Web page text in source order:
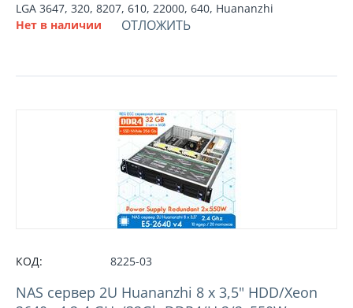
LGA 3647, 320, 8207, 610, 22000, 640, Huananzhi
Нет в наличии
ОТЛОЖИТЬ
КОД: 8225-03
NAS сервер 2U Huananzhi 8 х 3,5" HDD/Xeon